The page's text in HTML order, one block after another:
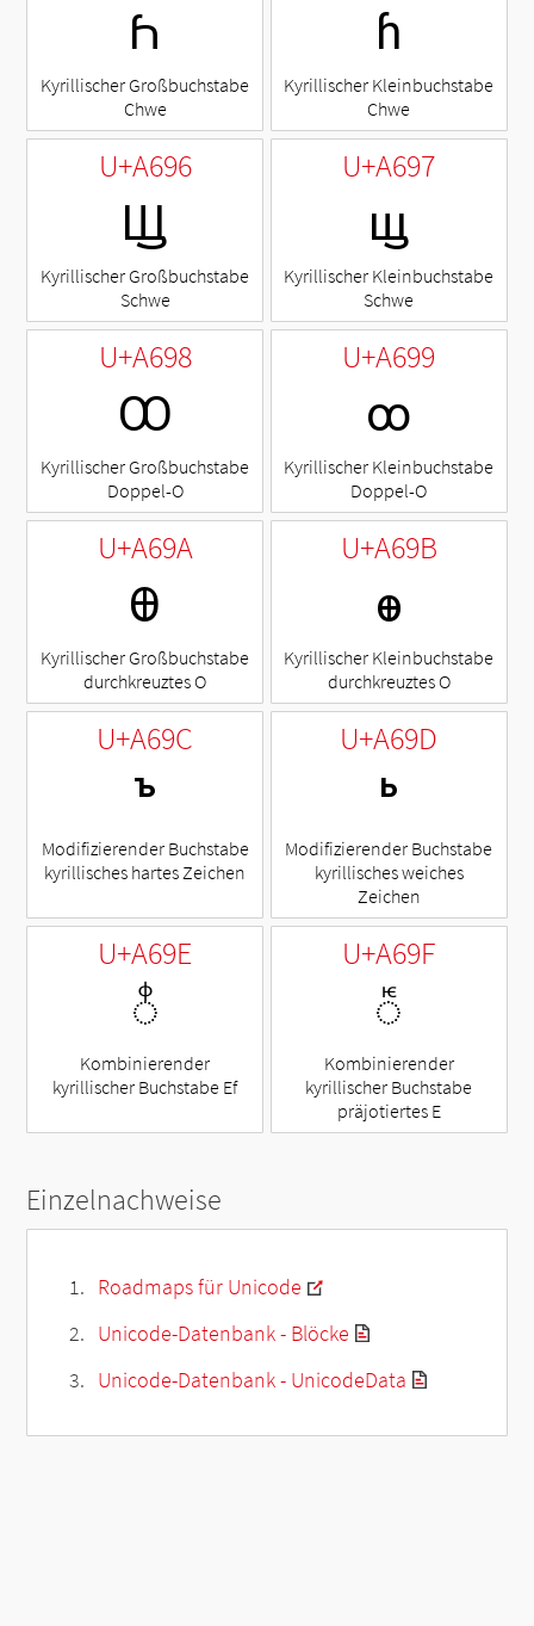
Ꚕ
Kyrillischer Großbuchstabe
Chwe
ꚕ
Kyrillischer Kleinbuchstabe
Chwe
U+A696
Ꚗ
Kyrillischer Großbuchstabe
Schwe
U+A697
ꚗ
Kyrillischer Kleinbuchstabe
Schwe
U+A698
Ꚙ
Kyrillischer Großbuchstabe
Doppel-O
U+A699
ꚙ
Kyrillischer Kleinbuchstabe
Doppel-O
U+A69A
Ꚛ
Kyrillischer Großbuchstabe
durchkreuztes O
U+A69B
ꚛ
Kyrillischer Kleinbuchstabe
durchkreuztes O
U+A69C
ꚜ
Modifizierender Buchstabe
kyrillisches hartes Zeichen
U+A69D
ꚝ
Modifizierender Buchstabe
kyrillisches weiches
Zeichen
U+A69E
◌ꚞ
Kombinierender
kyrillischer Buchstabe Ef
U+A69F
◌ꚟ
Kombinierender
kyrillischer Buchstabe
präjotiertes E
Einzelnachweise
Roadmaps für Unicode
Unicode-Datenbank - Blöcke
Unicode-Datenbank - UnicodeData